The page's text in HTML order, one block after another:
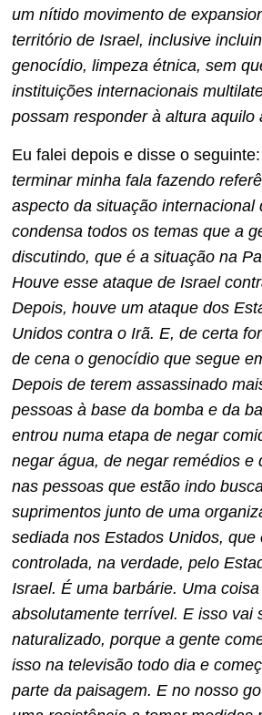
um nítido movimento de
território de Israel, inclusive
genocídio, limpeza étnica, sem
instituições internacionais
possam responder à altura
Eu falei depois e disse o seguinte:
terminar minha fala fazendo
aspecto da situação internacional
condensa todos os temas que a
discutindo, que é a situação na
Houve esse ataque de Israel
Depois, houve um ataque dos
Unidos contra o Irã. E, de certa
de cena o genocídio que segue
Depois de terem assassinado
pessoas à base da bomba e da
entrou numa etapa de negar
negar água, de negar remédios e
nas pessoas que estão indo
suprimentos junto de uma
sediada nos Estados Unidos, que
controlada, na verdade, pelo
Israel. É uma barbárie. Uma
absolutamente terrível. E isso vai
naturalizado, porque a gente
isso na televisão todo dia e
parte da paisagem. E no nosso